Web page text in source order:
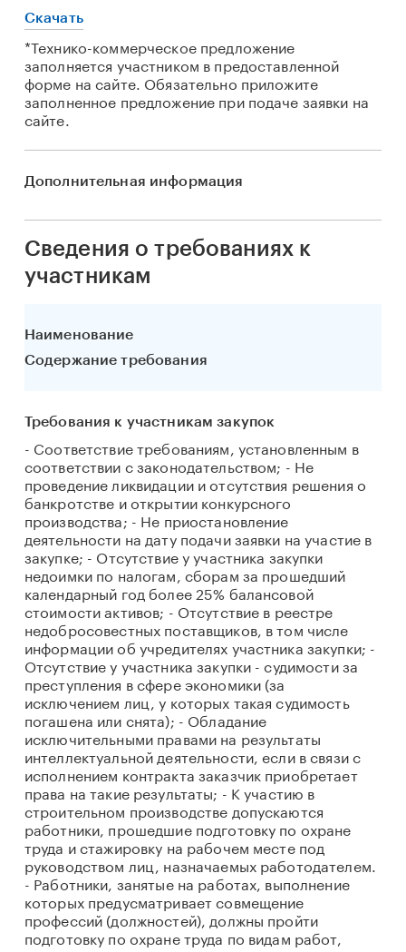
Скачать
*Технико-коммерческое предложение
заполняется участником в предоставленной
форме на сайте. Обязательно приложите
заполненное предложение при подаче заявки на
сайте.
Дополнительная информация
Сведения о требованиях к
участникам
Наименование
Содержание требования
Требования к участникам закупок
- Соответствие требованиям, установленным в
соответствии с законодательством; - Не
проведение ликвидации и отсутствия решения о
банкротстве и открытии конкурсного
производства; - Не приостановление
деятельности на дату подачи заявки на участие в
закупке; - Отсутствие у участника закупки
недоимки по налогам, сборам за прошедший
календарный год более 25% балансовой
стоимости активов; - Отсутствие в реестре
недобросовестных поставщиков, в том числе
информации об учредителях участника закупки; -
Отсутствие у участника закупки - судимости за
преступления в сфере экономики (за
исключением лиц, у которых такая судимость
погашена или снята); - Обладание
исключительными правами на результаты
интеллектуальной деятельности, если в связи с
исполнением контракта заказчик приобретает
права на такие результаты; - К участию в
строительном производстве допускаются
работники, прошедшие подготовку по охране
труда и стажировку на рабочем месте под
руководством лиц, назначаемых работодателем.
- Работники, занятые на работах, выполнение
которых предусматривает совмещение
профессий (должностей), должны пройти
подготовку по охране труда по видам работ,